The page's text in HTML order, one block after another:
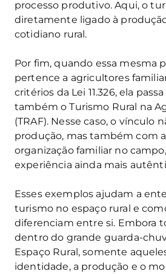
processo produtivo. Aqui, o
diretamente ligado à
cotidiano rural.
Por fim, quando essa mesma
pertence a agricultores
critérios da Lei 11.326, ela
também o Turismo Rural na
(TRAF). Nesse caso, o vínculo
produção, mas também com
organização familiar no
experiência ainda mais
Esses exemplos ajudam a
turismo no espaço rural e
diferenciam entre si. Embora
dentro do grande guarda-
Espaço Rural, somente
identidade, a produção e o